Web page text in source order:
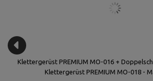
Klettergerüst PREMIUM MO-016 +
Klettergerüst PREMIUM MO-018 -